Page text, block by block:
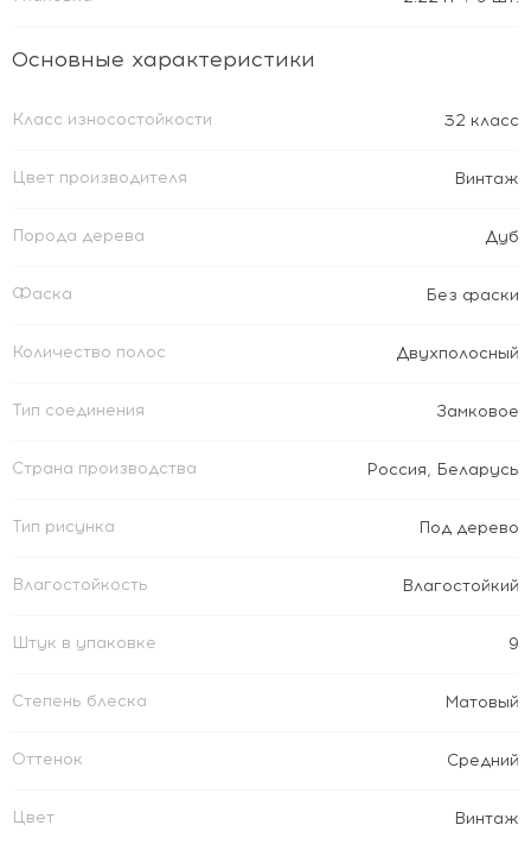
Основные характеристики
Класс износостойкости 32 класс
Цвет производителя Винтаж
Порода дерева Дуб
Фаска Без фаски
Количество полос Двухполосный
Тип соединения Замковое
Страна производства Россия, Беларусь
Тип рисунка Под дерево
Влагостойкость Влагостойкий
Штук в упаковке 9
Степень блеска Матовый
Оттенок Средний
Цвет Винтаж